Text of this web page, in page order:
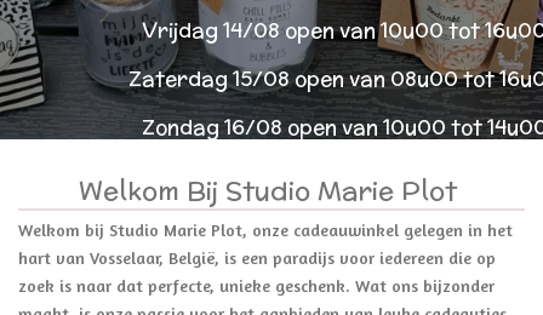
Vrijdag 14/08 open van 10u00 tot
Zaterdag 15/08 open van 08u00 tot
Zondag 16/08 open van 10u00 tot
Welkom Bij Studio Marie Plot
Welkom bij Studio Marie Plot, onze cadeauwinkel gelegen in het
hart van Vosselaar, België, is een paradijs voor iedereen die op
zoek is naar dat perfecte, unieke geschenk. Wat ons bijzonder